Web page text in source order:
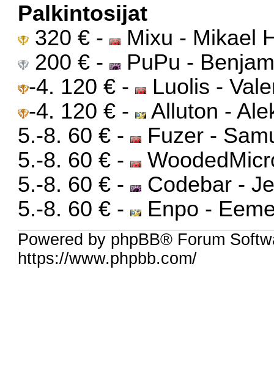
Palkintosijat
320 € -
Mixu - Mikael
200 € -
PuPu -
-4. 120 € -
Luolis -
-4. 120 € -
Alluton -
5.-8. 60 € -
Fuzer -
5.-8. 60 € -
5.-8. 60 € -
Codebar -
5.-8. 60 € -
Enpo -
Powered by phpBB® Forum
https://www.phpbb.com/